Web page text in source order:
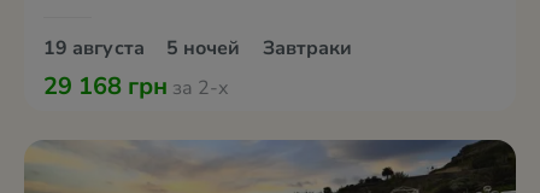
19 августа 5 ночей Завтраки
29 168 грн за 2-х